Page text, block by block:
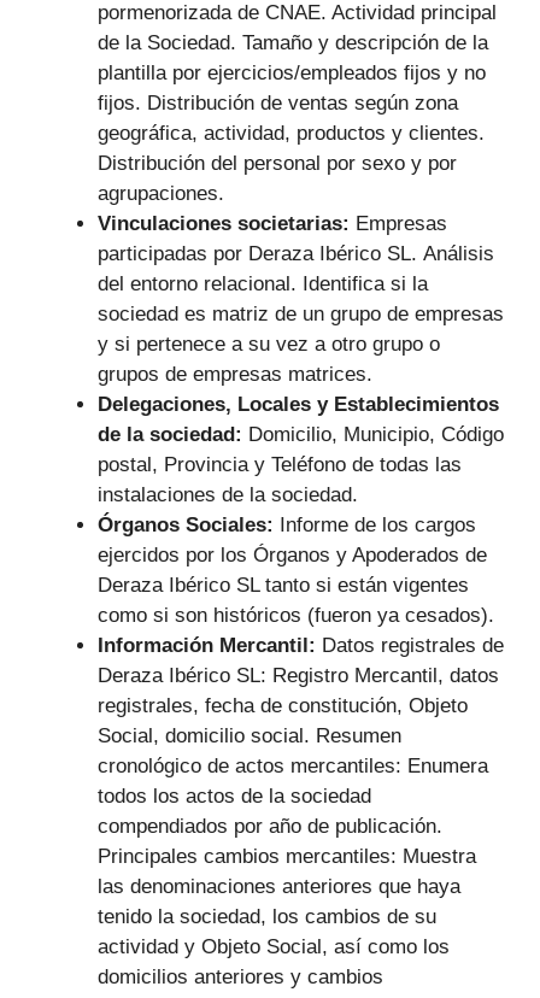
pormenorizada de CNAE. Actividad principal
de la Sociedad. Tamaño y descripción de la
plantilla por ejercicios/empleados fijos y no
fijos. Distribución de ventas según zona
geográfica, actividad, productos y clientes.
Distribución del personal por sexo y por
agrupaciones.
Vinculaciones societarias: Empresas
participadas por Deraza Ibérico SL. Análisis
del entorno relacional. Identifica si la
sociedad es matriz de un grupo de empresas
y si pertenece a su vez a otro grupo o
grupos de empresas matrices.
Delegaciones, Locales y Establecimientos
de la sociedad: Domicilio, Municipio, Código
postal, Provincia y Teléfono de todas las
instalaciones de la sociedad.
Órganos Sociales: Informe de los cargos
ejercidos por los Órganos y Apoderados de
Deraza Ibérico SL tanto si están vigentes
como si son históricos (fueron ya cesados).
Información Mercantil: Datos registrales de
Deraza Ibérico SL: Registro Mercantil, datos
registrales, fecha de constitución, Objeto
Social, domicilio social. Resumen
cronológico de actos mercantiles: Enumera
todos los actos de la sociedad
compendiados por año de publicación.
Principales cambios mercantiles: Muestra
las denominaciones anteriores que haya
tenido la sociedad, los cambios de su
actividad y Objeto Social, así como los
domicilios anteriores y cambios